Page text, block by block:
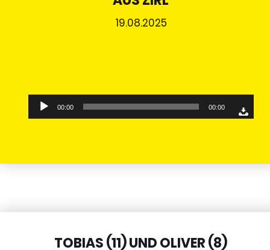
19.08.2025
Audio-
Player
00:00 00:00
TOBIAS (11) UND OLIVER (8)